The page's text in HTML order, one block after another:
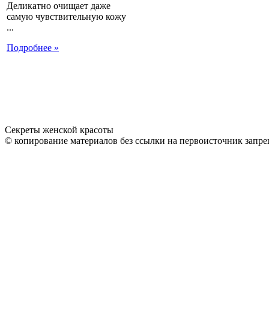
Деликатно очищает даже
самую чувствительную кожу
...
Подробнее »
Секреты женской красоты
© копирование материалов без ссылки на первоисточник